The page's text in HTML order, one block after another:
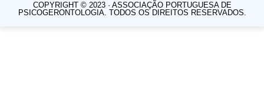
COPYRIGHT © 2023 · ASSOCIAÇÃO PORTUGUESA DE
PSICOGERONTOLOGIA. TODOS OS DIREITOS RESERVADOS.